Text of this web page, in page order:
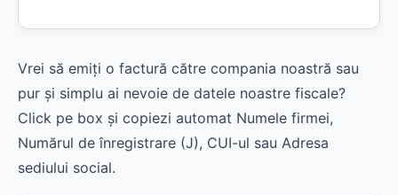
Vrei să emiți o factură către compania noastră sau
pur și simplu ai nevoie de datele noastre fiscale?
Click pe box și copiezi automat Numele firmei,
Numărul de înregistrare (J), CUI-ul sau Adresa
sediului social.